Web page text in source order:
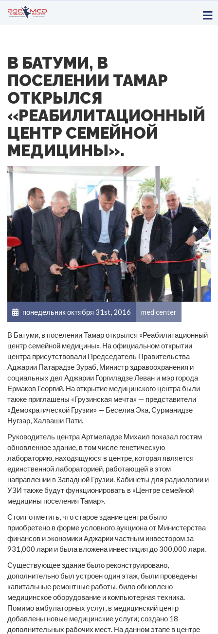
В БАТУМИ, В
ПОСЕЛЕНИИ ТАМАР
ОТКРЫЛСЯ
«РЕАБИЛИТАЦИОННЫЙ
ЦЕНТР СЕМЕЙНОЙ
МЕДИЦИНЫ».
понедельник октября 31st, 2016 med center
В Батуми, в поселении Тамар открылся «Реабилитационный
центр семейной медицины». На официальном открытии
центра присутствовали Председатель Правительства
Аджарии Патарадзе Зураб, Министр здравоохранения и
социальных дел Аджарии Горгиладзе Леван и мэр города
Ермаков Георгий. На открытие медицинского центра были
также приглашены «Грузинская мечта» — представители
«Демократической Грузии» — Беселиа Эка, Сурманидзе
Нугзар, Халваши Пати.
Руководитель центра Артмеладзе Михаил показал гостям
обновленное здание, в том числе генетическую
лабораторию, находящуюся в центре, которая является
единственной лабораторией, работающей в этом
направлении в Западной Грузии. Кабинеты для радиологии и
УЗИ также будут функционировать в «Центре семейной
медицины поселения Тамар».
Стоит отметить, что старое здание центра было
приобретено в форме условного аукциона от Министерства
финансов и экономики Аджарии частным инвестором за
931,000 лари и была вложена инвестиция до 300,000 лари.
Существующее здание было реконструировано,
дополнительно был устроен один этаж, были проведены
капитальные ремонтные работы, било обновлено
медицинское оборудование и компьютерная техника.
Помимо амбулаторных услуг, в медицинский центр
добавлены новые медицинские услуги; создано 18
дополнительных рабочих мест. На данном этапе в центре